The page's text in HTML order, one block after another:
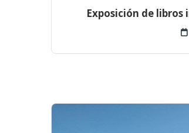
Exposición de libros